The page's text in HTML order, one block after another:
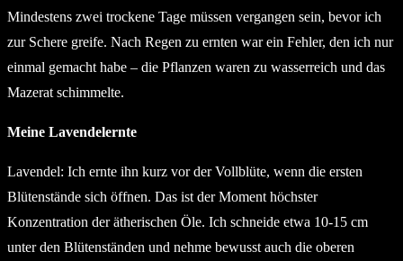
Mindestens zwei trockene Tage müssen vergangen sein, bevor ich
zur Schere greife. Nach Regen zu ernten war ein Fehler, den ich nur
einmal gemacht habe – die Pflanzen waren zu wasserreich und das
Mazerat schimmelte.
Meine Lavendelernte
Lavendel: Ich ernte ihn kurz vor der Vollblüte, wenn die ersten
Blütenstände sich öffnen. Das ist der Moment höchster
Konzentration der ätherischen Öle. Ich schneide etwa 10-15 cm
unter den Blütenständen und nehme bewusst auch die oberen